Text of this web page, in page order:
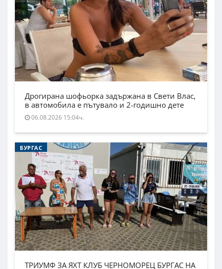
Дрогирана шофьорка задържана в Свети Влас,
в автомобила е пътувало и 2-годишно дете
06.08.2026 15:04ч.
БУРГАС
ТРИУМФ ЗА ЯХТ КЛУБ ЧЕРНОМОРЕЦ БУРГАС НА